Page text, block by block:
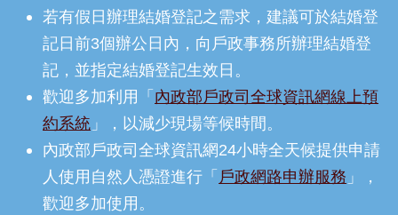
若有假日辦理結婚登記之需求，建議可於結婚登
記日前3個辦公日內，向戶政事務所辦理結婚登
記，並指定結婚登記生效日。
歡迎多加利用「內政部戶政司全球資訊網線上預
約系統 」，以減少現場等候時間。
內政部戶政司全球資訊網24小時全天候提供申請
人使用自然人憑證進行「 戶政網路申辦服務 」，
歡迎多加使用。